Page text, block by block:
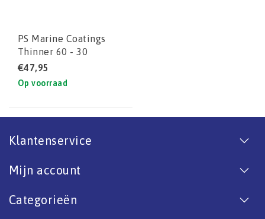
PS Marine Coatings
Thinner 60 - 30
(VERTRAGER PU)
€47,95
Op voorraad
Klantenservice
Mijn account
Categorieën